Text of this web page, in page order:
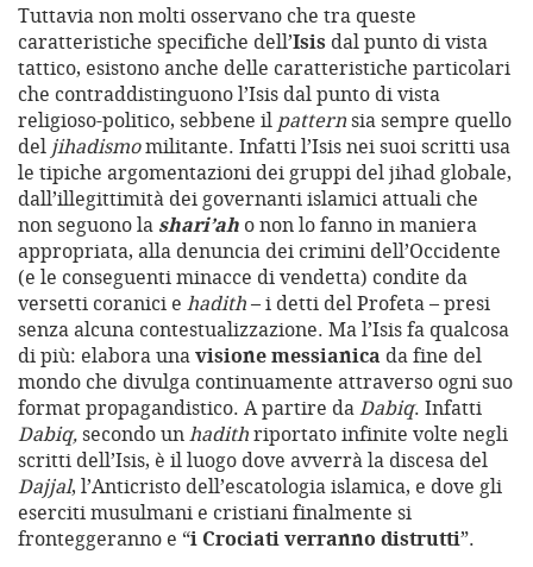
Tuttavia non molti osservano che tra queste
caratteristiche specifiche dell’Isis dal punto di vista
tattico, esistono anche delle caratteristiche particolari
che contraddistinguono l’Isis dal punto di vista
religioso-politico, sebbene il patternsia sempre quello
del jihadismomilitante. Infatti l’Isis nei suoi scritti usa
le tipiche argomentazioni dei gruppi del jihad globale,
dall’illegittimità dei governanti islamici attuali che
non seguono la shari’ah o non lo fanno in maniera
appropriata, alla denuncia dei crimini dell’Occidente
(e le conseguenti minacce di vendetta) condite da
versetti coranici e hadith– i detti del Profeta – presi
senza alcuna contestualizzazione. Ma l’Isis fa qualcosa
di più: elabora unavisione messianica da fine del
mondo che divulga continuamente attraverso ogni suo
format propagandistico. A partire daDabiq. Infatti
Dabiq,secondo unhadithriportato infinite volte negli
scritti dell’Isis, è il luogo dove avverrà la discesa del
Dajjal, l’Anticristo dell’escatologia islamica, e dove gli
eserciti musulmani e cristiani finalmente si
fronteggeranno e “i Crociati verranno distrutti”.